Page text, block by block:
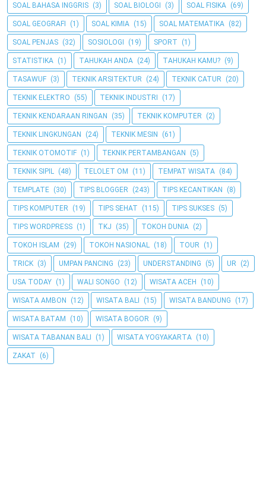
SOAL BAHASA INGGRIS (3) SOAL BIOLOGI (3) SOAL FISIKA (69)
SOAL GEOGRAFI (1) SOAL KIMIA (15) SOAL MATEMATIKA (82)
SOAL PENJAS (32) SOSIOLOGI (19) SPORT (1)
STATISTIKA (1) TAHUKAH ANDA (24) TAHUKAH KAMU? (9)
TASAWUF (3) TEKNIK ARSITEKTUR (24) TEKNIK CATUR (20)
TEKNIK ELEKTRO (55) TEKNIK INDUSTRI (17)
TEKNIK KENDARAAN RINGAN (35) TEKNIK KOMPUTER (2)
TEKNIK LINGKUNGAN (24) TEKNIK MESIN (61)
TEKNIK OTOMOTIF (1) TEKNIK PERTAMBANGAN (5)
TEKNIK SIPIL (48) TELOLET OM (11) TEMPAT WISATA (84)
TEMPLATE (30) TIPS BLOGGER (243) TIPS KECANTIKAN (8)
TIPS KOMPUTER (19) TIPS SEHAT (115) TIPS SUKSES (5)
TIPS WORDPRESS (1) TKJ (35) TOKOH DUNIA (2)
TOKOH ISLAM (29) TOKOH NASIONAL (18) TOUR (1)
TRICK (3) UMPAN PANCING (23) UNDERSTANDING (5) UR (2)
USA TODAY (1) WALI SONGO (12) WISATA ACEH (10)
WISATA AMBON (12) WISATA BALI (15) WISATA BANDUNG (17)
WISATA BATAM (10) WISATA BOGOR (9)
WISATA TABANAN BALI (1) WISATA YOGYAKARTA (10)
ZAKAT (6)